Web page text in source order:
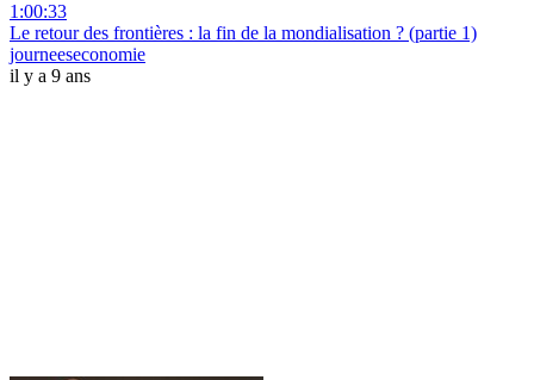
1:00:33
Le retour des frontières : la fin de la mondialisation ? (partie 1)
journeeseconomie
il y a 9 ans